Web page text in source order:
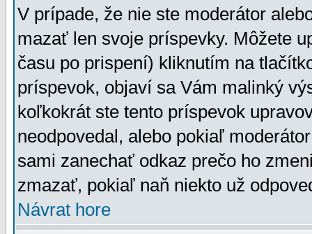
V prípade, že nie ste moderátor
mazať len svoje príspevky. Môžete
času po prispení) kliknutím na
príspevok, objaví sa Vám malinký
koľkokrát ste tento príspevok
neodpovedal, alebo pokiaľ
sami zanechať odkaz prečo ho
zmazať, pokiaľ naň niekto už
Návrat hore